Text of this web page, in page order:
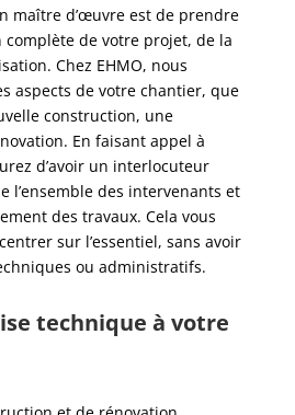
maître d’œuvre est de prendre
complète de votre projet, de la
Chez EHMO, nous
aspects de votre chantier, que
construction, une
En faisant appel à
d’avoir un interlocuteur
l’ensemble des intervenants et
des travaux. Cela vous
sur l’essentiel, sans avoir
ou administratifs.
technique à votre